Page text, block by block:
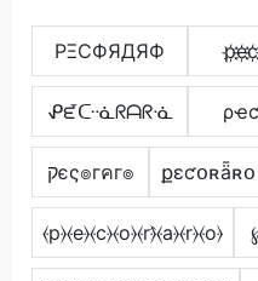
PΞCФЯДЯФ
ᕵᘿᑢᓍᖇᗩᖇᓍ
קєς๏гคг๏ քɛƈօʀǟʀօ
⦑p⦒⦑e⦒⦑c⦒⦑o⦒⦑r⦒̂⦑a⦒⦑r⦒⦑o⦒